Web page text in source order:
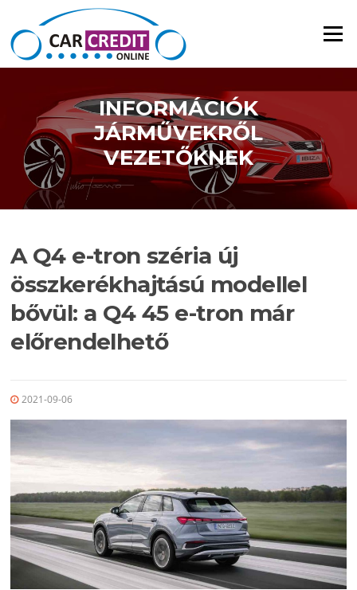
Ugrás a tartalomra
Menü
INFORMÁCIÓK
JÁRMŰVEKRŐL
VEZETŐKNEK
A Q4 e-tron széria új
összkerékhajtású modellel
bővül: a Q4 45 e-tron már
előrendelhető
2021-09-06